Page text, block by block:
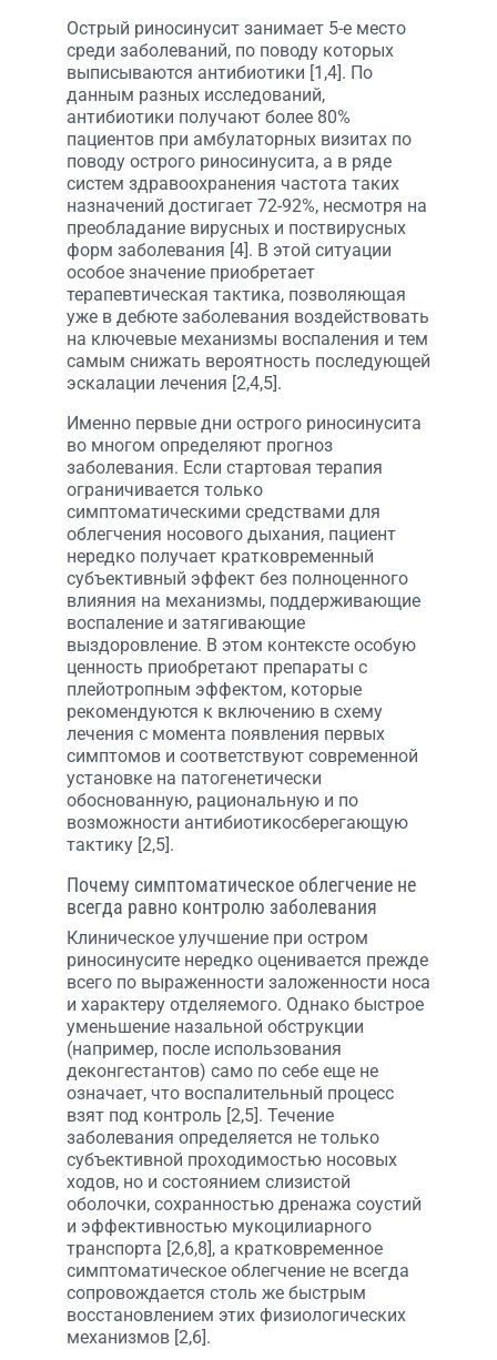
Острый риносинусит занимает 5-е место
среди заболеваний, по поводу которых
выписываются антибиотики [1,4]. По
данным разных исследований,
антибиотики получают более 80%
пациентов при амбулаторных визитах по
поводу острого риносинусита, а в ряде
систем здравоохранения частота таких
назначений достигает 72-92%, несмотря на
преобладание вирусных и поствирусных
форм заболевания [4]. В этой ситуации
особое значение приобретает
терапевтическая тактика, позволяющая
уже в дебюте заболевания воздействовать
на ключевые механизмы воспаления и тем
самым снижать вероятность последующей
эскалации лечения [2,4,5].
Именно первые дни острого риносинусита
во многом определяют прогноз
заболевания. Если стартовая терапия
ограничивается только
симптоматическими средствами для
облегчения носового дыхания, пациент
нередко получает кратковременный
субъективный эффект без полноценного
влияния на механизмы, поддерживающие
воспаление и затягивающие
выздоровление. В этом контексте особую
ценность приобретают препараты с
плейотропным эффектом, которые
рекомендуются к включению в схему
лечения с момента появления первых
симптомов и соответствуют современной
установке на патогенетически
обоснованную, рациональную и по
возможности антибиотикосберегающую
тактику [2,5].
Почему симптоматическое облегчение не
всегда равно контролю заболевания
Клиническое улучшение при остром
риносинусите нередко оценивается прежде
всего по выраженности заложенности носа
и характеру отделяемого. Однако быстрое
уменьшение назальной обструкции
(например, после использования
деконгестантов) само по себе еще не
означает, что воспалительный процесс
взят под контроль [2,5]. Течение
заболевания определяется не только
субъективной проходимостью носовых
ходов, но и состоянием слизистой
оболочки, сохранностью дренажа соустий
и эффективностью мукоцилиарного
транспорта [2,6,8], а кратковременное
симптоматическое облегчение не всегда
сопровождается столь же быстрым
восстановлением этих физиологических
механизмов [2,6].